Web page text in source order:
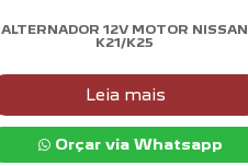
ALTERNADOR 12V MOTOR NISSAN
K21/K25
Leia mais
Orçar via Whatsapp